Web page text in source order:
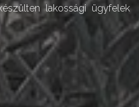
lakossági ügyfelek